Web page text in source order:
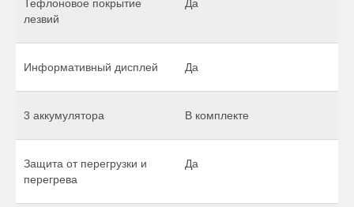
Тефлоновое покрытие
лезвий
Да
Информативный дисплей Да
3 аккумулятора В комплекте
Защита от перегрузки и
перегрева
Да